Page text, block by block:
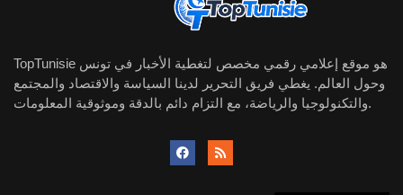
TopTunisie هو موقع إعلامي رقمي مخصص لتغطية الأخبار في تونس
وحول العالم. يغطي فريق التحرير لدينا السياسة والاقتصاد والمجتمع
والتكنولوجيا والرياضة، مع التزام دائم بالدقة وموثوقية المعلومات.